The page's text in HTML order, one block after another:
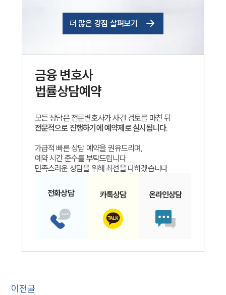
더 많은 강점 살펴보기
금융변호사
법률상담예약
모든 상담은 전문변호사가 사건 검토를 마친 뒤
전문적으로 진행하기에 예약제로 실시됩니다.
가급적 빠른 상담 예약을 권유드리며,
예약 시간 준수를 부탁드립니다.
만족스러운 상담을 위해 최선을 다하겠습니다.
전화상담 카톡상담 온라인상담
이전글